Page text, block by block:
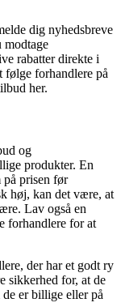
dig nyhedsbreve
modtage
rabatter direkte i
forhandlere på
her.
og
produkter. En
prisen før
høj, kan det være, at
Lav også en
forhandlere for at
der har et godt ry
sikkerhed for, at de
er billige eller på